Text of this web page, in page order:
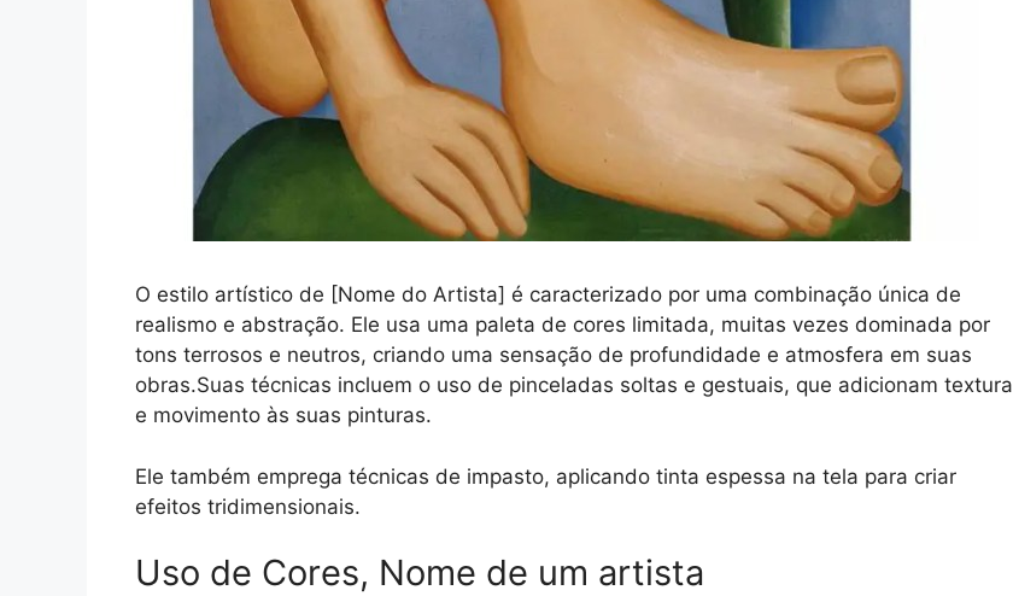
O estilo artístico de [Nome do Artista] é caracterizado por uma combinação única de
realismo e abstração. Ele usa uma paleta de cores limitada, muitas vezes dominada por
tons terrosos e neutros, criando uma sensação de profundidade e atmosfera em suas
obras.Suas técnicas incluem o uso de pinceladas soltas e gestuais, que adicionam textura
e movimento às suas pinturas.
Ele também emprega técnicas de impasto, aplicando tinta espessa na tela para criar
efeitos tridimensionais.
Uso de Cores, Nome de um artista